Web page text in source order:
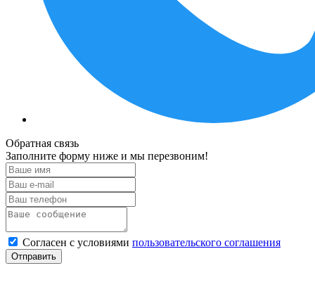
Обратная связь
Заполните форму ниже и мы перезвоним!
Согласен с условиями пользовательского соглашения
Отправить